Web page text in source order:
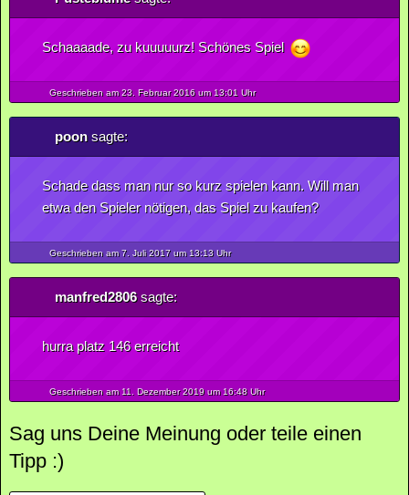
Schaaaade, zu kuuuuurz! Schönes Spiel
Geschrieben am 23. Februar2016um 13:01 Uhr
poonsagte:
Schade dass man nur so kurz spielen kann. Will man
etwa den Spieler nötigen, das Spiel zu kaufen?
Geschrieben am 7. Juli2017um 13:13 Uhr
manfred2806sagte:
hurra platz 146 erreicht
Geschrieben am 11. Dezember2019um 16:48 Uhr
Sag uns Deine Meinung oder teile einen
Tipp :)